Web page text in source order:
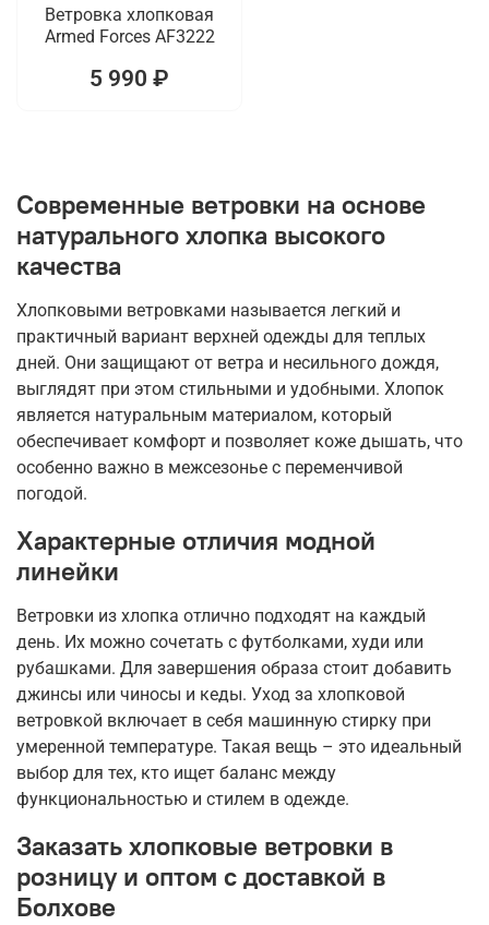
Ветровка хлопковая
Armed Forces AF3222
5 990 ₽
Современные ветровки на основе
натурального хлопка высокого
качества
Хлопковыми ветровками называется легкий и
практичный вариант верхней одежды для теплых
дней. Они защищают от ветра и несильного дождя,
выглядят при этом стильными и удобными. Хлопок
является натуральным материалом, который
обеспечивает комфорт и позволяет коже дышать, что
особенно важно в межсезонье с переменчивой
погодой.
Характерные отличия модной
линейки
Ветровки из хлопка отлично подходят на каждый
день. Их можно сочетать с футболками, худи или
рубашками. Для завершения образа стоит добавить
джинсы или чиносы и кеды. Уход за хлопковой
ветровкой включает в себя машинную стирку при
умеренной температуре. Такая вещь – это идеальный
выбор для тех, кто ищет баланс между
функциональностью и стилем в одежде.
Заказать хлопковые ветровки в
розницу и оптом с доставкой в
Болхове